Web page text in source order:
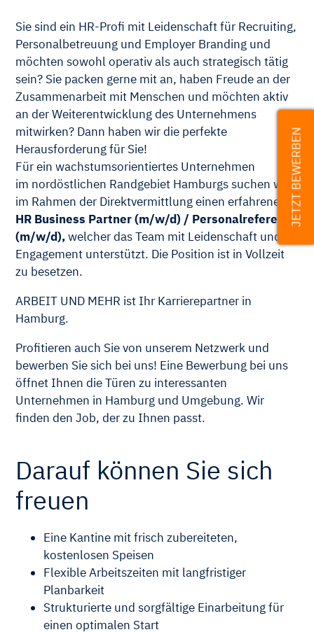
Sie sind ein HR-Profi mit Leidenschaft für Recruiting,
Personalbetreuung und Employer Branding und
möchten sowohl operativ als auch strategisch tätig
sein? Sie packen gerne mit an, haben Freude an der
Zusammenarbeit mit Menschen und möchten aktiv
an der Weiterentwicklung des Unternehmens
mitwirken? Dann haben wir die perfekte
Herausforderung für Sie!
Für ein wachstumsorientiertes Unternehmen
im nordöstlichen Randgebiet Hamburgs suchen wir
im Rahmen der Direktvermittlung einen erfahrenen
HR Business Partner (m/w/d) / Personalreferent
(m/w/d),welcher das Team mit Leidenschaft und
Engagement unterstützt. Die Position ist in Vollzeit
zu besetzen.
ARBEIT UND MEHR ist Ihr Karrierepartner in
Hamburg.
Profitieren auch Sie von unserem Netzwerk und
bewerben Sie sich bei uns! Eine Bewerbung bei uns
öffnet Ihnen die Türen zu interessanten
Unternehmen in Hamburg und Umgebung. Wir
finden den Job, der zu Ihnen passt.
Darauf können Sie sich
freuen
Eine Kantine mit frisch zubereiteten,
kostenlosen Speisen
Flexible Arbeitszeiten mit langfristiger
Planbarkeit
Strukturierte und sorgfältige Einarbeitung für
einen optimalen Start
JETZT BEWERBEN